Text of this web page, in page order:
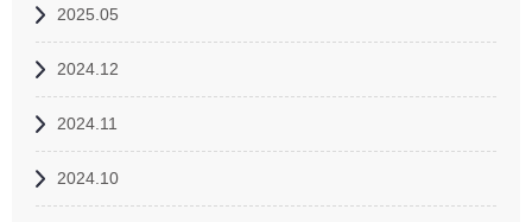
2025.05
2024.12
2024.11
2024.10